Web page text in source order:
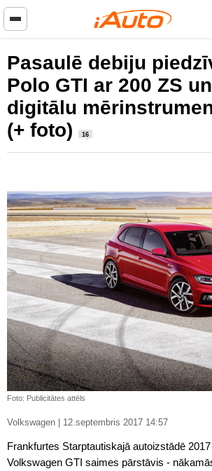
Pasaulē debiju
Polo GTI ar 200 ZS
digitālu
(+ foto)
16
Foto: Publicitātes attēls
Volkswagen | 12.septembris 2017 14:57
Frankfurtes Starptautiskajā autoizstādē
Volkswagen GTI saimes pārstāvis -